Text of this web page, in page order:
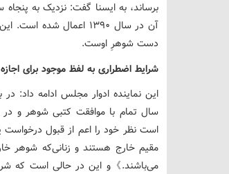
آن در سال ۱۳۹۰ اعمال
دست شوهرِ اوست.
شرایط اضطراری به لفظ موجود برای
سال تمام با موافقت کتبی شوهر و در
است نظر خود را اعم از قبول درخواست
مقیم خارج هستند و زنانی‌که شوهر